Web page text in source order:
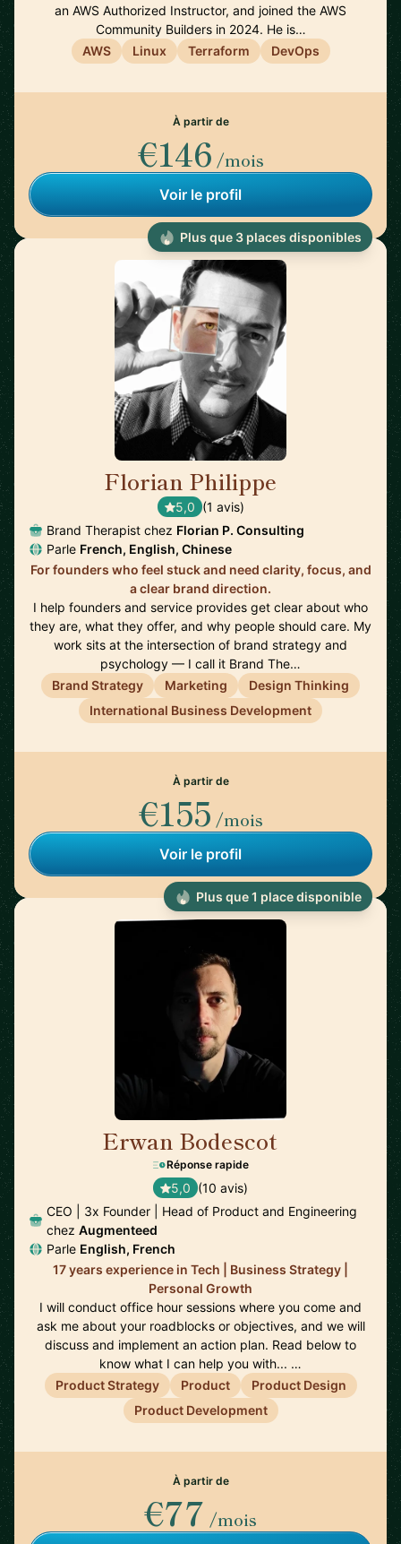
an AWS Authorized Instructor, and joined the AWS
Community Builders in 2024. He is…
AWS
Linux Terraform DevOps
À partir de
€146 /mois
Voir le profil
Florian Philippe
5,0 (1 avis)
Brand Therapist chez Florian P. Consulting
Parle French, English, Chinese
For founders who feel stuck and need clarity, focus, and
a clear brand direction.
I help founders and service provides get clear about who
they are, what they offer, and why people should care. My
work sits at the intersection of brand strategy and
psychology — I call it Brand The…
Brand Strategy
Marketing
Design Thinking
International Business Development
À partir de
€155 /mois
Voir le profil
Plus que 3 places disponibles
Erwan Bodescot
Réponse rapide
5,0 (10 avis)
CEO | 3x Founder | Head of Product and Engineering
chez Augmenteed
Parle English, French
17 years experience in Tech | Business Strategy |
Personal Growth
I will conduct office hour sessions where you come and
ask me about your roadblocks or objectives, and we will
discuss and implement an action plan. Read below to
know what I can help you with... …
Product Strategy
Product
Product Design
Product Development
À partir de
€77 /mois
Plus que 1 place disponible